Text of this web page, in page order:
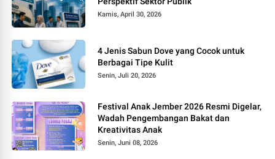
Kamis, April 30, 2026
4 Jenis Sabun Dove yang Cocok untuk
Berbagai Tipe Kulit
Senin, Juli 20, 2026
Festival Anak Jember 2026 Resmi Digelar,
Wadah Pengembangan Bakat dan
Kreativitas Anak
Senin, Juni 08, 2026